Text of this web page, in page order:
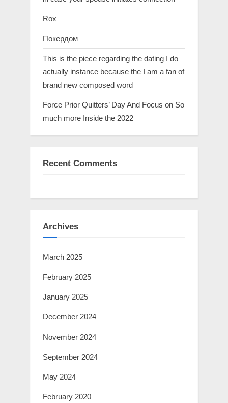
Rox
Покердом
This is the piece regarding the dating I do
actually instance because the I am a fan of
brand new composed word
Force Prior Quitters’ Day And Focus on So
much more Inside the 2022
Recent Comments
Archives
March 2025
February 2025
January 2025
December 2024
November 2024
September 2024
May 2024
February 2020